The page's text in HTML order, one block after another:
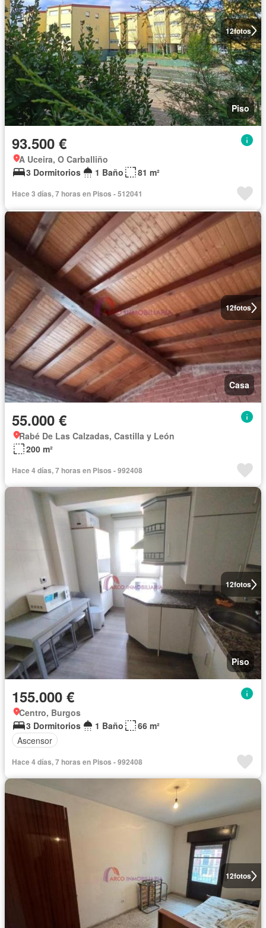
12fotos
Piso
93.500 €
A Uceira, O Carballiño
3 Dormitorios
1 Baño 81 m²
Hace 3 días, 7 horas en Pisos - 512041
12fotos
Casa
55.000 €
Rabé De Las Calzadas, Castilla y León
200 m²
Hace 4 días, 7 horas en Pisos - 992408
12fotos
Piso
155.000 €
Centro, Burgos
3 Dormitorios
1 Baño
66 m²
Ascensor
Hace 4 días, 7 horas en Pisos - 992408
12fotos